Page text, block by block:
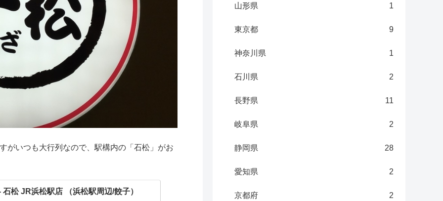
がいつも大行列なので、駅構内の「石松」がお
松 JR浜松駅店 （浜松駅周辺/餃子）
山形県 1
東京都 9
神奈川県 1
石川県 2
長野県 11
岐阜県 2
静岡県 28
愛知県 2
京都府 2